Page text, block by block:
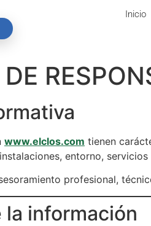
Inicio
www.elclos.com tienen
entorno,
profesional,
información